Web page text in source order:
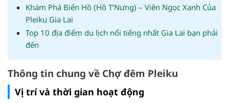
Khám Phá Biển Hồ (Hồ T’Nưng) – Viên Ngọc Xanh Của
Pleiku Gia Lai
Top 10 địa điểm du lịch nổi tiếng nhất Gia Lai bạn phải
đến
Thông tin chung về Chợ đêm Pleiku
Vị trí và thời gian hoạt động